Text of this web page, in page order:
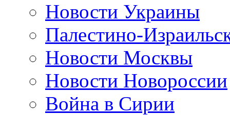
Новости Украины
Палестино-
Новости Москвы
Новости Новороссии
Война в Сирии